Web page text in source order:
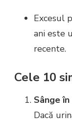
Excesul
ani este
recente.
Cele 10
Sânge
Dacă